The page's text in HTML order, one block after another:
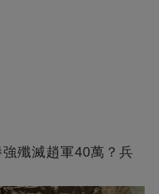
殲滅趙軍40萬？兵